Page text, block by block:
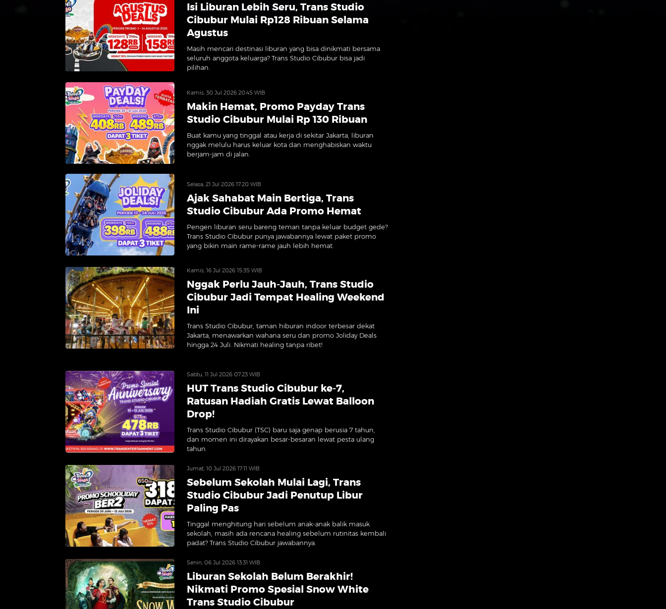
Isi Liburan Lebih Seru, Trans Studio
Cibubur Mulai Rp128 Ribuan Selama
Agustus
Masih mencari destinasi liburan yang bisa dinikmati bersama
seluruh anggota keluarga? Trans Studio Cibubur bisa jadi
pilihan.
Kamis, 30 Jul 2026 20:45 WIB
Makin Hemat, Promo Payday Trans
Studio Cibubur Mulai Rp 130 Ribuan
Buat kamu yang tinggal atau kerja di sekitar Jakarta, liburan
nggak melulu harus keluar kota dan menghabiskan waktu
berjam-jam di jalan.
Selasa, 21 Jul 2026 17:20 WIB
Ajak Sahabat Main Bertiga, Trans
Studio Cibubur Ada Promo Hemat
Pengen liburan seru bareng teman tanpa keluar budget gede?
Trans Studio Cibubur punya jawabannya lewat paket promo
yang bikin main rame-rame jauh lebih hemat.
Kamis, 16 Jul 2026 15:35 WIB
Nggak Perlu Jauh-Jauh, Trans Studio
Cibubur Jadi Tempat Healing Weekend
Ini
Trans Studio Cibubur, taman hiburan indoor terbesar dekat
Jakarta, menawarkan wahana seru dan promo Joliday Deals
hingga 24 Juli. Nikmati healing tanpa ribet!
Sabtu, 11 Jul 2026 07:23 WIB
HUT Trans Studio Cibubur ke-7,
Ratusan Hadiah Gratis Lewat Balloon
Drop!
Trans Studio Cibubur (TSC) baru saja genap berusia 7 tahun,
dan momen ini dirayakan besar-besaran lewat pesta ulang
tahun.
Jumat, 10 Jul 2026 17:11 WIB
Sebelum Sekolah Mulai Lagi, Trans
Studio Cibubur Jadi Penutup Libur
Paling Pas
Tinggal menghitung hari sebelum anak-anak balik masuk
sekolah, masih ada rencana healing sebelum rutinitas kembali
padat? Trans Studio Cibubur jawabannya.
Senin, 06 Jul 2026 13:31 WIB
Liburan Sekolah Belum Berakhir!
Nikmati Promo Spesial Snow White
Trans Studio Cibubur